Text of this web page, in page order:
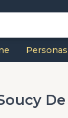
Personas